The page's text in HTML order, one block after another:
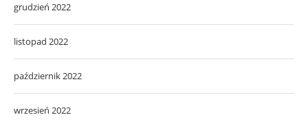
grudzień 2022
listopad 2022
październik 2022
wrzesień 2022